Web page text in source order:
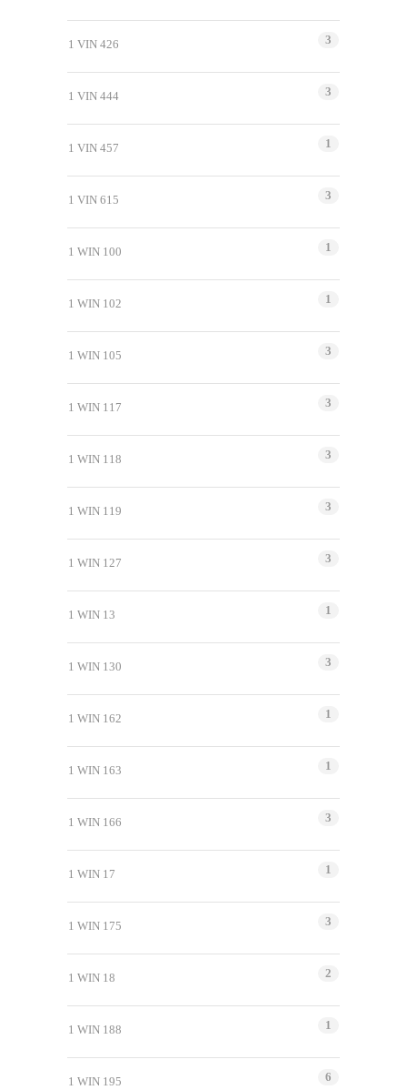
1 VIN 426 3
1 VIN 444 3
1 VIN 457 1
1 VIN 615 3
1 WIN 100 1
1 WIN 102 1
1 WIN 105 3
1 WIN 117 3
1 WIN 118 3
1 WIN 119 3
1 WIN 127 3
1 WIN 13 1
1 WIN 130 3
1 WIN 162 1
1 WIN 163 1
1 WIN 166 3
1 WIN 17 1
1 WIN 175 3
1 WIN 18 2
1 WIN 188 1
1 WIN 195 6